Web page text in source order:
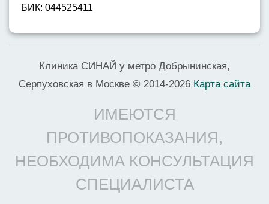
БИК: 044525411
Клиника СИНАЙ у метро Добрынинская,
Серпуховская в Москве © 2014-2026 Карта сайта
ИМЕЮТСЯ
ПРОТИВОПОКАЗАНИЯ,
НЕОБХОДИМА КОНСУЛЬТАЦИЯ
СПЕЦИАЛИСТА